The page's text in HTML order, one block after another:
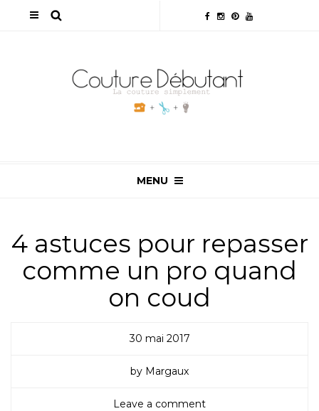
MENU
4 astuces pour repasser
comme un pro quand
on coud
30 mai 2017
by Margaux
Leave a comment